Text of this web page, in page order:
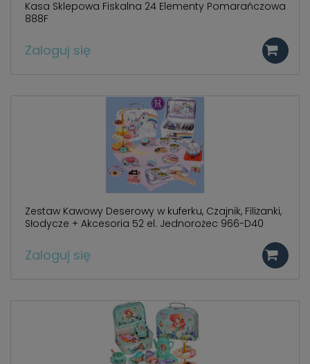
Kasa Sklepowa Fiskalna 24 Elementy Pomarańczowa
888F
Zaloguj się
Zestaw Kawowy Deserowy w kuferku, Czajnik, Filiżanki,
Słodycze + Akcesoria 52 el. Jednorożec 966-D40
Zaloguj się